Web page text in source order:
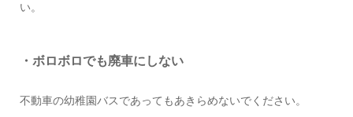
い。
・ボロボロでも廃車にしない
不動車の幼稚園バスであってもあきらめないでください。